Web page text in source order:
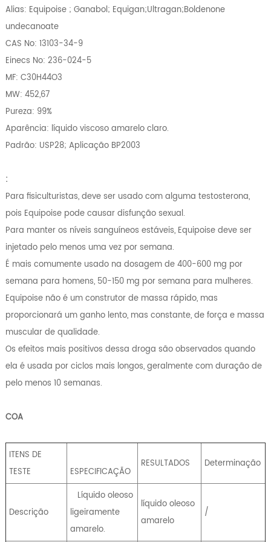
Alias: Equipoise ; Ganabol; Equigan;Ultragan;Boldenone
undecanoate
CAS No: 13103-34-9
Einecs No: 236-024-5
MF: C30H44O3
MW: 452,67
Pureza: 99%
Aparência: líquido viscoso amarelo claro.
Padrão: USP28; Aplicação BP2003
:
Para fisiculturistas, deve ser usado com alguma testosterona,
pois Equipoise pode causar disfunção sexual.
Para manter os níveis sanguíneos estáveis, Equipoise deve ser
injetado pelo menos uma vez por semana.
É mais comumente usado na dosagem de 400-600 mg por
semana para homens, 50-150 mg por semana para mulheres.
Equipoise não é um construtor de massa rápido, mas
proporcionará um ganho lento, mas constante, de força e massa
muscular de qualidade.
Os efeitos mais positivos dessa droga são observados quando
ela é usada por ciclos mais longos, geralmente com duração de
pelo menos 10 semanas.
COA
ITENS DE
TESTE
ESPECIFICAÇÃO
RESULTADOS Determinação
Descrição
Líquido oleoso
ligeiramente
amarelo.
líquido oleoso
amarelo
/